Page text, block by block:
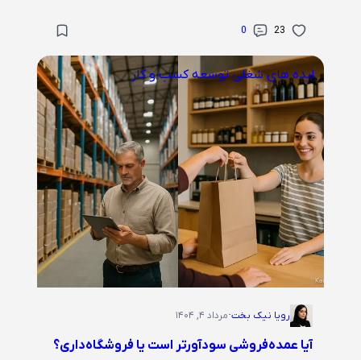
23
0
ایده های شغلی توسعه کسب و کار
رویا نیک بخت·مرداد ۴, ۱۴۰۴
آیا عمده‌فروشی سودآورتر است یا فروشگاه‌داری؟